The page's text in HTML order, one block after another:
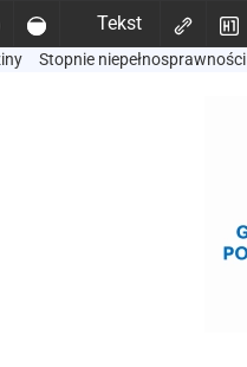
Tekst
Stopnie niepełnosprawności